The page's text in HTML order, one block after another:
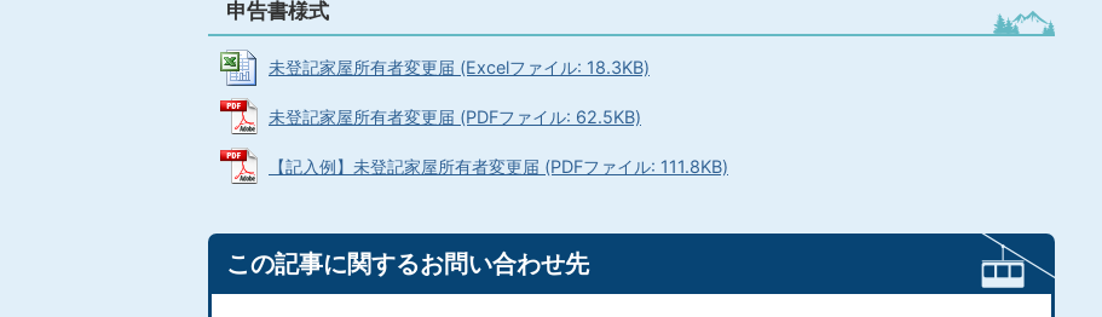
申告書様式
未登記家屋所有者変更届 (Excelファイル: 18.3KB)
未登記家屋所有者変更届 (PDFファイル: 62.5KB)
【記入例】未登記家屋所有者変更届 (PDFファイル: 111.8KB)
この記事に関するお問い合わせ先